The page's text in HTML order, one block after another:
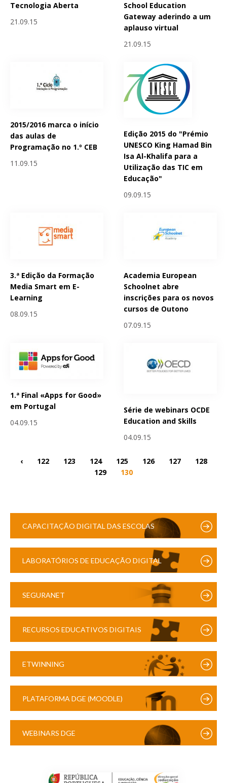
Tecnologia Aberta
21.09.15
School Education
Gateway aderindo a um
aplauso virtual
21.09.15
2015/2016 marca o início
das aulas de
Programação no 1.º CEB
11.09.15
Edição 2015 do "Prémio
UNESCO King Hamad Bin
Isa Al-Khalifa para a
Utilização das TIC em
Educação"
09.09.15
3.ª Edição da Formação
Media Smart em E-
Learning
08.09.15
Academia European
Schoolnet abre
inscrições para os novos
cursos de Outono
07.09.15
1.ª Final «Apps for Good»
em Portugal
04.09.15
Série de webinars OCDE
Education and Skills
04.09.15
‹ 122 123 124 125 126 127
128
129
130
CAPACITAÇÃO DIGITAL DAS ESCOLAS
LABORATÓRIOS DE EDUCAÇÃO DIGITAL
SEGURANET
RECURSOS EDUCATIVOS DIGITAIS
ETWINNING
PLATAFORMA DGE (MOODLE)
WEBINARS DGE